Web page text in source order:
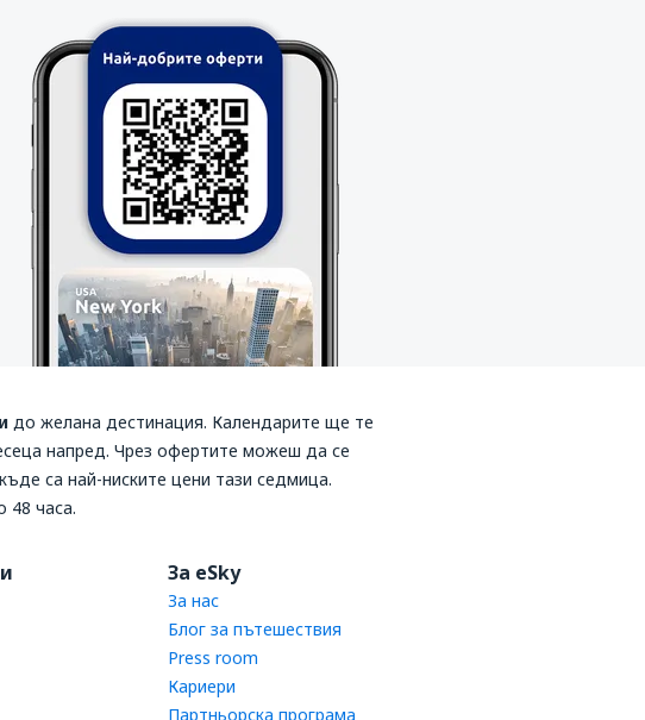
до желана дестинация. Календарите ще те
напред. Чрез офертите можеш да се
са най-ниските цени тази седмица.
48 часа.
За eSky
За нас
Блог за пътешествия
Press room
Кариери
Партньорска програма